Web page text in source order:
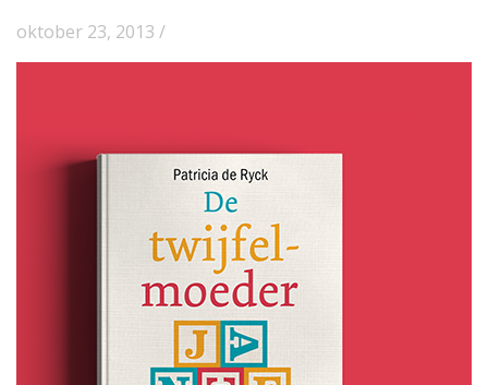
oktober 23, 2013 /